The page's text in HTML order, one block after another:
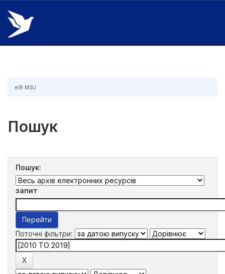
Skip
navigation
eIR MSU
Пошук
Пошук:
запит
Поточні фільтри: